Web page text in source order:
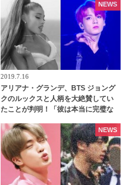
2019.7.16
アリアナ・グランデ、BTS ジョング
クのルックスと人柄を大絶賛してい
たことが判明！「彼は本当に完璧な
にファンは脱帽「彼は世界の歌姫ま
でも虜にする」
NEWS
NEWS